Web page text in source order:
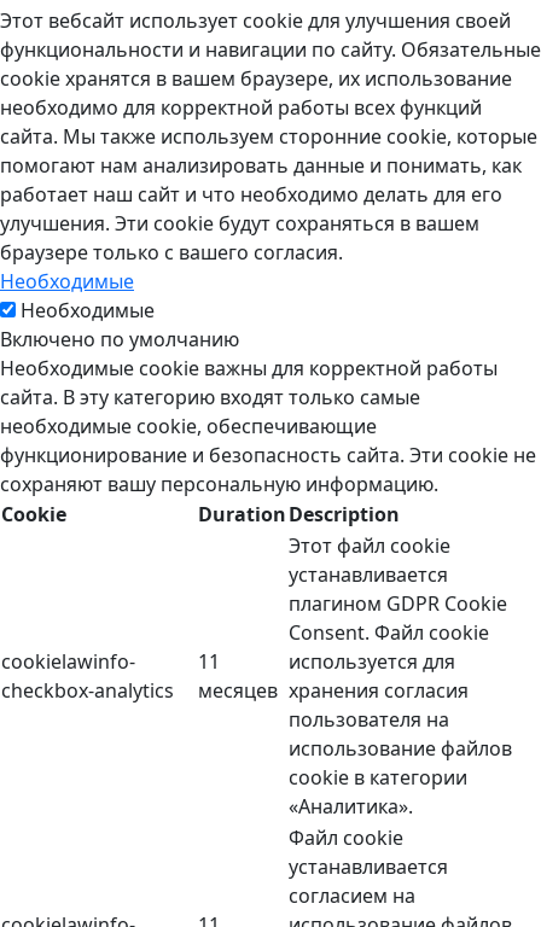
Этот вебсайт использует cookie для улучшения своей
функциональности и навигации по сайту. Обязательные
cookie хранятся в вашем браузере, их использование
необходимо для корректной работы всех функций
сайта. Мы также используем сторонние cookie, которые
помогают нам анализировать данные и понимать, как
работает наш сайт и что необходимо делать для его
улучшения. Эти cookie будут сохраняться в вашем
браузере только с вашего согласия.
Необходимые
Необходимые
Включено по умолчанию
Необходимые cookie важны для корректной работы
сайта. В эту категорию входят только самые
необходимые cookie, обеспечивающие
функционирование и безопасность сайта. Эти cookie не
сохраняют вашу персональную информацию.
Cookie
DurationDescription
cookielawinfo-
checkbox-analytics
11
месяцев
Этот файл cookie
устанавливается
плагином GDPR Cookie
Consent. Файл cookie
используется для
хранения согласия
пользователя на
использование файлов
cookie в категории
«Аналитика».
Файл cookie
устанавливается
согласием на